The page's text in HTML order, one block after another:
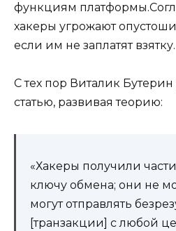
функциям
хакеры угрожают
если им не заплатят взятку.
С тех пор Виталик Бутерин
статью, развивая теорию:
«Хакеры получили
ключу обмена; они не
могут отправлять
[транзакции] с любой